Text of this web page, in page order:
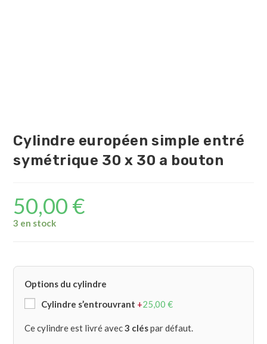
Cylindre européen simple entré
symétrique 30 x 30 a bouton
50,00 €
3 en stock
Options du cylindre
Cylindre s’entrouvrant +25,00€
Ce cylindre est livré avec3 cléspar défaut.